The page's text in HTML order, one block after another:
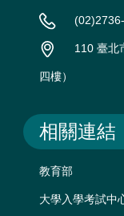
110 臺北
四樓）
相關連結
教育部
大學入學考試中